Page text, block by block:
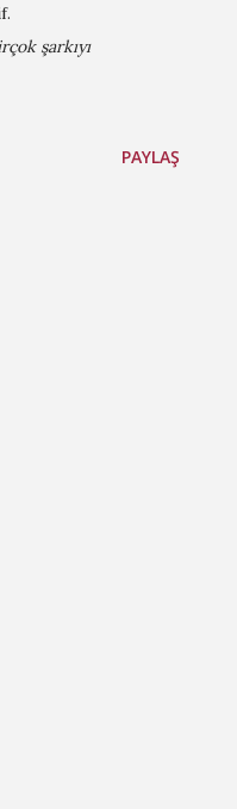
şarkıyı
PAYLAŞ